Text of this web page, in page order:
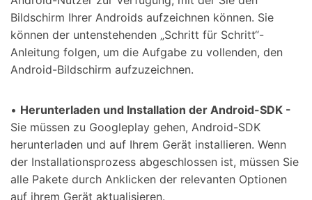
Bildschirm Ihrer Androids aufzeichnen können. Sie
können der untenstehenden „Schritt für Schritt“-
Anleitung folgen, um die Aufgabe zu vollenden, den
Android-Bildschirm aufzuzeichnen.
• Herunterladen und Installation der Android-SDK -
Sie müssen zu Googleplay gehen, Android-SDK
herunterladen und auf Ihrem Gerät installieren. Wenn
der Installationsprozess abgeschlossen ist, müssen Sie
alle Pakete durch Anklicken der relevanten Optionen
auf ihrem Gerät aktualisieren.